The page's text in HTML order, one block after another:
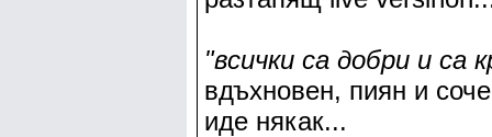
"всички са добри и са
вдъхновен, пиян и
иде някак...